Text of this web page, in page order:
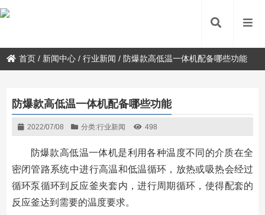
首页 / 新闻中心 /行业新闻 / 防爆款高低温一体机配备哪些功能
防爆款高低温一体机配备哪些功能
2022/07/08 分类:行业新闻 498
防爆款高低温一体机是利用各种温度不同的介质在全
密闭管路系统中进行高温和低温循环，放热或吸热会经过
循环泵循环到反应釜夹套内，进行周期循环，使得配套的
反应釜达到需要的温度要求。